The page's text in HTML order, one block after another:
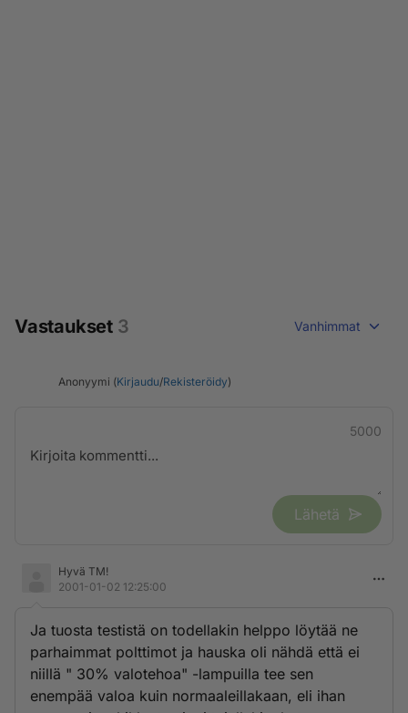
Vastaukset 3 Vanhimmat
Anonyymi (Kirjaudu/Rekisteröidy)
5000
Lähetä
Hyvä TM!
2001-01-02 12:25:00
Ja tuosta testistä on todellakin helppo löytää ne
parhaimmat polttimot ja hauska oli nähdä että ei
niillä " 30% valotehoa" -lampuilla tee sen
enempää valoa kuin normaaleillakaan, eli ihan